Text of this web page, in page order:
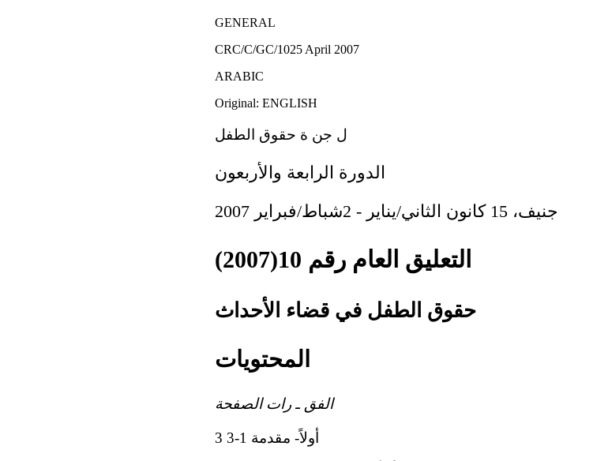
GENERAL
CRC/C/GC/1025 April 2007
ARABIC
Original: ENGLISH
ل جن ة حقوق الطفل
الدورة الرابعة والأربعون
جنيف، 15 كانون الثاني/يناير - 2شباط/فبراير 2007
التعليق العام رقم 10(2007)
حقوق الطفل في قضاء الأحداث
المحتويات
الفق ـ رات الصفحة
أولاً- مقدمة 1-3 3